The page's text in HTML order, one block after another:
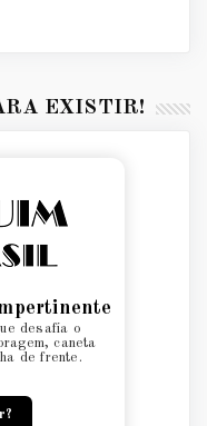
EXISTIR!
desafia o
caneta
de frente.